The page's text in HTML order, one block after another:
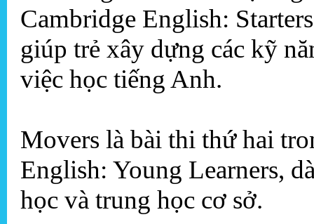
Cambridge English:
giúp trẻ xây dựng các kỹ
việc học tiếng Anh.
Movers là bài thi thứ hai
English: Young Learners,
học và trung học cơ sở.